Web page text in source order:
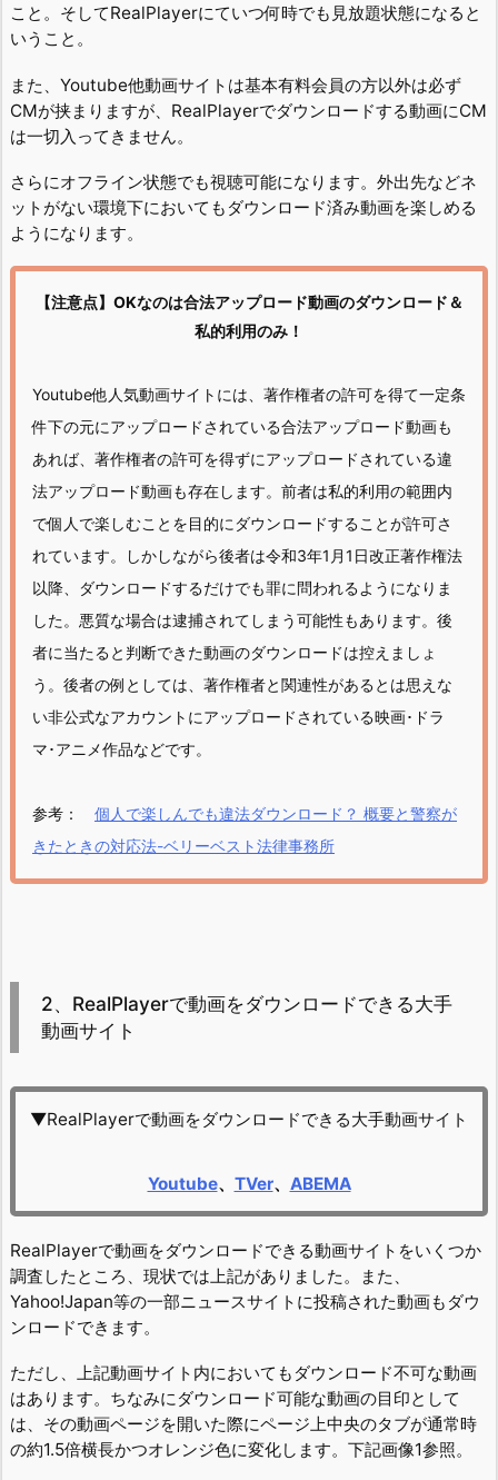
こと。そしてRealPlayerにていつ何時でも見放題状態になると
いうこと。
また、Youtube他動画サイトは基本有料会員の方以外は必ず
CMが挟まりますが、RealPlayerでダウンロードする動画にCM
は一切入ってきません。
さらにオフライン状態でも視聴可能になります。外出先などネ
ットがない環境下においてもダウンロード済み動画を楽しめる
ようになります。
【注意点】OKなのは合法アップロード動画のダウンロード＆
私的利用のみ！
Youtube他人気動画サイトには、著作権者の許可を得て一定条
件下の元にアップロードされている合法アップロード動画も
あれば、著作権者の許可を得ずにアップロードされている違
法アップロード動画も存在します。前者は私的利用の範囲内
で個人で楽しむことを目的にダウンロードすることが許可さ
れています。しかしながら後者は令和3年1月1日改正著作権法
以降、ダウンロードするだけでも罪に問われるようになりま
した。悪質な場合は逮捕されてしまう可能性もあります。後
者に当たると判断できた動画のダウンロードは控えましょ
う。後者の例としては、著作権者と関連性があるとは思えな
い非公式なアカウントにアップロードされている映画･ドラ
マ･アニメ作品などです。
参考： 個人で楽しんでも違法ダウンロード？ 概要と警察が
きたときの対応法-ベリーベスト法律事務所
2、RealPlayerで動画をダウンロードできる大手
動画サイト
▼RealPlayerで動画をダウンロードできる大手動画サイト
Youtube、 TVer、 ABEMA
RealPlayerで動画をダウンロードできる動画サイトをいくつか
調査したところ、現状では上記がありました。また、
Yahoo!Japan等の一部ニュースサイトに投稿された動画もダウ
ンロードできます。
ただし、上記動画サイト内においてもダウンロード不可な動画
はあります。ちなみにダウンロード可能な動画の目印として
は、その動画ページを開いた際にページ上中央のタブが通常時
の約1.5倍横長かつオレンジ色に変化します。下記画像1参照。